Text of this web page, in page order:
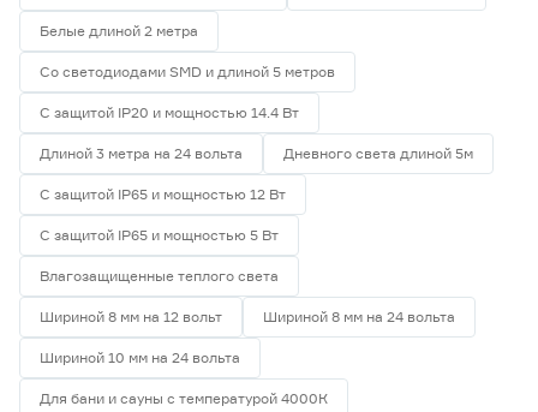
Белые длиной 2 метра
Со светодиодами SMD и длиной 5 метров
С защитой IP20 и мощностью 14.4 Вт
Длиной 3 метра на 24 вольта Дневного света длиной 5м
С защитой IP65 и мощностью 12 Вт
С защитой IP65 и мощностью 5 Вт
Влагозащищенные теплого света
Шириной 8 мм на 12 вольт Шириной 8 мм на 24 вольта
Шириной 10 мм на 24 вольта
Для бани и сауны с температурой 4000К